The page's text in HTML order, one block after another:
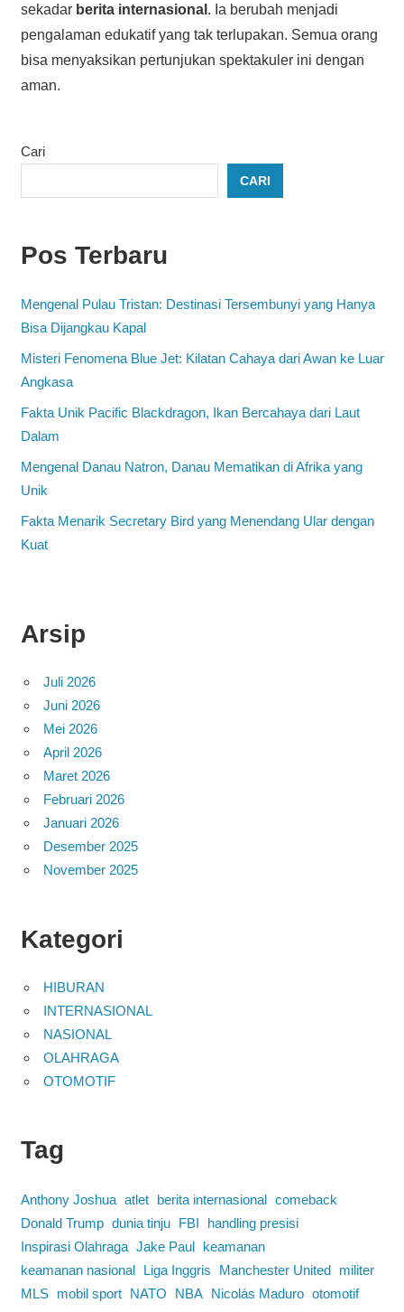
sekadar berita internasional . Ia berubah menjadi
pengalaman edukatif yang tak terlupakan. Semua orang
bisa menyaksikan pertunjukan spektakuler ini dengan
aman.
Cari
CARI
Pos Terbaru
Mengenal Pulau Tristan: Destinasi Tersembunyi yang Hanya
Bisa Dijangkau Kapal
Misteri Fenomena Blue Jet: Kilatan Cahaya dari Awan ke Luar
Angkasa
Fakta Unik Pacific Blackdragon, Ikan Bercahaya dari Laut
Dalam
Mengenal Danau Natron, Danau Mematikan di Afrika yang
Unik
Fakta Menarik Secretary Bird yang Menendang Ular dengan
Kuat
Arsip
Juli 2026
Juni 2026
Mei 2026
April 2026
Maret 2026
Februari 2026
Januari 2026
Desember 2025
November 2025
Kategori
HIBURAN
INTERNASIONAL
NASIONAL
OLAHRAGA
OTOMOTIF
Tag
Anthony Joshua atlet berita internasional comeback
Donald Trump dunia tinju FBI
handling presisi
Inspirasi Olahraga Jake Paul
keamanan
keamanan nasional
Liga Inggris Manchester United
militer
MLS
mobil sport NATO NBA Nicolás Maduro otomotif